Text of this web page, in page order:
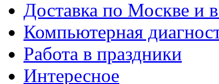
Доставка по Москве и
Компьютерная
Работа в праздники
Интересное